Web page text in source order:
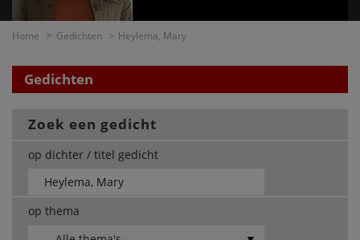
Home Gedichten Heylema, Mary
Gedichten
Zoek een gedicht
op dichter / titel gedicht
op thema